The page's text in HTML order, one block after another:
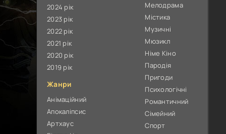
2024 рік
2023 рік
2022 рік
2021 рік
2020 рік
2019 рік
Жанри
Анімаційний
Апокаліпсис
Артхаус
Мелодрама
Містика
Музичні
Мюзикл
Німе Кіно
Пародія
Пригоди
Психологічні
Романтичний
Сімейний
Спорт